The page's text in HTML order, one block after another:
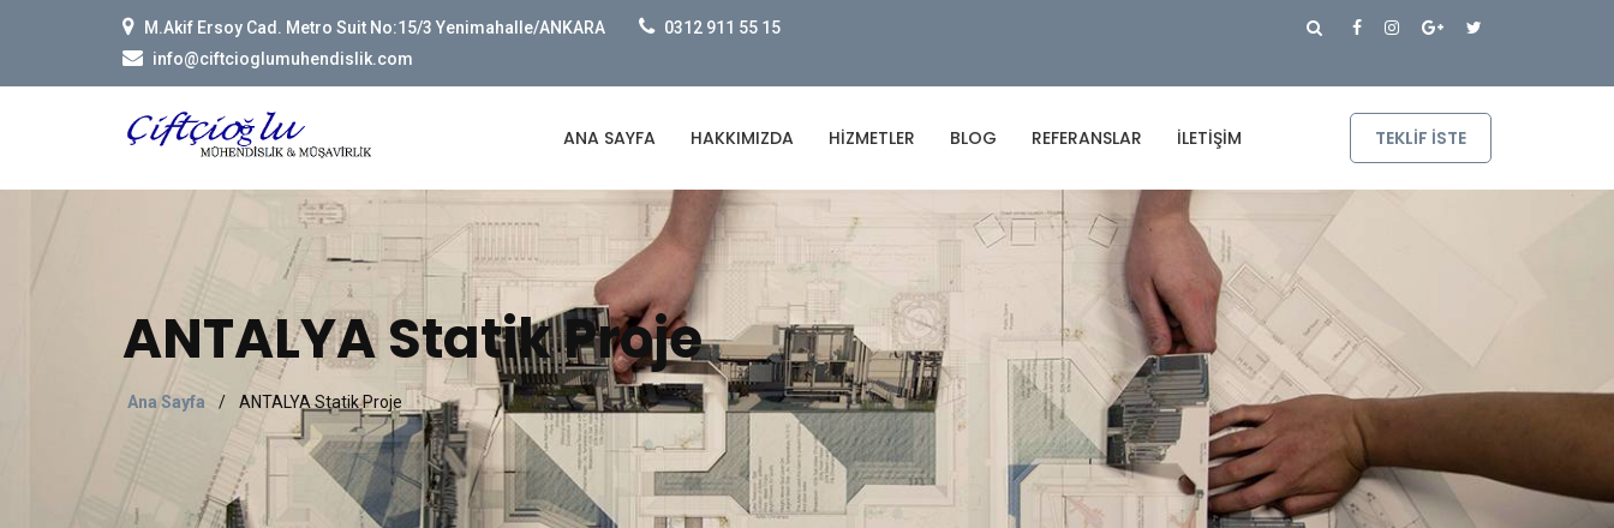
M.Akif Ersoy Cad. Metro Suit No:15/3 Yenimahalle/ANKARA
0312 911 55 15
info@ciftcioglumuhendislik.com
ANA SAYFA HAKKIMIZDA HIZMETLER BLOG REFERANSLAR İLETIŞIM TEKLIF ISTE
ANTALYA Statik Proje
Ana Sayfa / ANTALYA Statik Proje